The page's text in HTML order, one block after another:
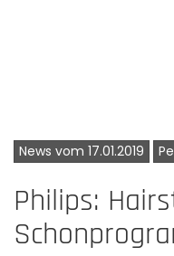
News vom 17.01.2019
Philips: